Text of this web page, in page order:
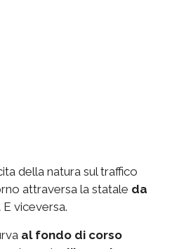
della natura sul traffico
attraversa la statale da
E viceversa.
al fondo di corso